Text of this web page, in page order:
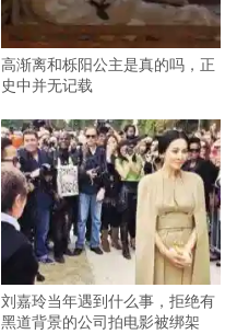
高渐离和栎阳公主是真的吗，正
史中并无记载
刘嘉玲当年遇到什么事，拒绝有
黑道背景的公司拍电影被绑架